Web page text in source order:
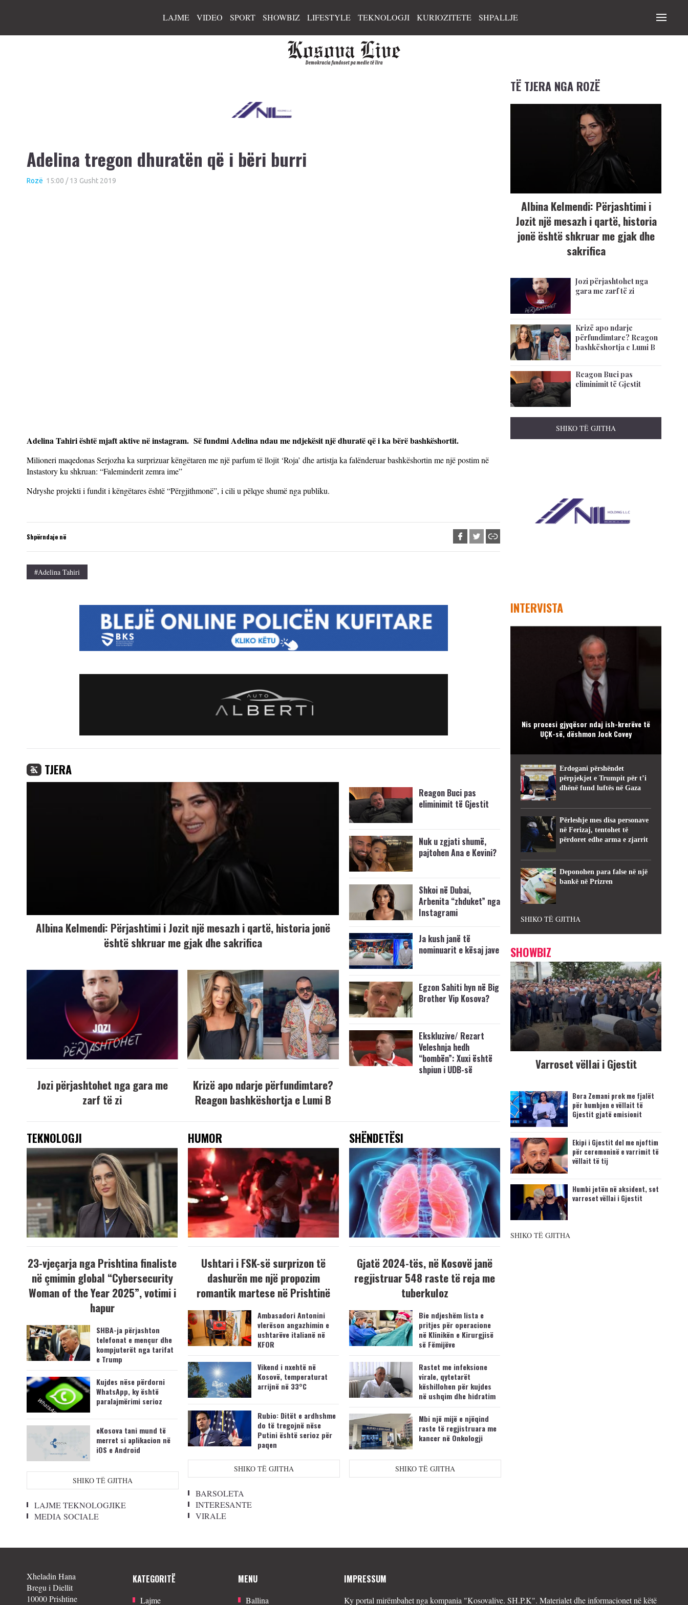
LAJME VIDEO SPORT SHOWBIZ LIFESTYLE TEKNOLOGJI KURIOZITETE SHPALLJE
Adelina tregon dhuratën që i bëri burri
Rozë 15:00 / 13 Gusht 2019
Adelina Tahiri është mjaft aktive në instagram. Së fundmi Adelina ndau me ndjekësit një dhuratë që i ka bërë bashkëshortit.
Milioneri maqedonas Serjozha ka surprizuar këngëtaren me një parfum të llojit ‘Roja’ dhe artistja ka falënderuar bashkëshortin me një postim në
Instastory ku shkruan: “Faleminderit zemra ime”
Ndryshe projekti i fundit i këngëtares është “Përgjithmonë”, i cili u pëlqye shumë nga publiku.
Shpërndaje në
#Adelina Tahiri
TJERA
Albina Kelmendi: Përjashtimi i Jozit një mesazh i qartë, historia jonë
është shkruar me gjak dhe sakrifica
Jozi përjashtohet nga gara me
zarf të zi
Krizë apo ndarje përfundimtare?
Reagon bashkëshortja e Lumi B
Reagon Buci pas
eliminimit të Gjestit
Nuk u zgjati shumë,
pajtohen Ana e Kevini?
Shkoi në Dubai,
Arbenita “zhduket” nga
Instagrami
Ja kush janë të
nominuarit e kësaj jave
Egzon Sahiti hyn në Big
Brother Vip Kosova?
Ekskluzive/ Rezart
Veleshnja hedh
“bombën”: Xuxi është
shpiun i UDB-së
TEKNOLOGJI
23-vjeçarja nga Prishtina finaliste
në çmimin global “Cybersecurity
Woman of the Year 2025”, votimi i
hapur
SHBA-ja përjashton
telefonat e mençur dhe
kompjuterët nga tarifat
e Trump
Kujdes nëse përdorni
WhatsApp, ky është
paralajmërimi serioz
eKosova tani mund të
merret si aplikacion në
iOS e Android
SHIKO TË GJITHA
LAJME TEKNOLOGJIKE
MEDIA SOCIALE
HUMOR
Ushtari i FSK-së surprizon të
dashurën me një propozim
romantik martese në Prishtinë
Ambasadori Antonini
vlerëson angazhimin e
ushtarëve italianë në
KFOR
Vikend i nxehtë në
Kosovë, temperaturat
arrijnë në 33°C
Rubio: Ditët e ardhshme
do të tregojnë nëse
Putini është serioz për
paqen
SHIKO TË GJITHA
BARSOLETA
INTERESANTE
VIRALE
SHËNDETËSI
Gjatë 2024-tës, në Kosovë janë
regjistruar 548 raste të reja me
tuberkuloz
Bie ndjeshëm lista e
pritjes për operacione
në Klinikën e Kirurgjisë
së Fëmijëve
Rastet me infeksione
virale, qytetarët
këshillohen për kujdes
në ushqim dhe hidratim
Mbi një mijë e njëqind
raste të regjistruara me
kancer në Onkologji
SHIKO TË GJITHA
TË TJERA NGA ROZË
Albina Kelmendi: Përjashtimi i
Jozit një mesazh i qartë, historia
jonë është shkruar me gjak dhe
sakrifica
Jozi përjashtohet nga
gara me zarf të zi
Krizë apo ndarje
përfundimtare? Reagon
bashkëshortja e Lumi B
Reagon Buci pas
eliminimit të Gjestit
SHIKO TË GJITHA
INTERVISTA
Nis procesi gjyqësor ndaj ish-krerëve të
UÇK-së, dëshmon Jock Covey
Erdogani përshëndet
përpjekjet e Trumpit për t’i
dhënë fund luftës në Gaza
Përleshje mes disa personave
në Ferizaj, tentohet të
përdoret edhe arma e zjarrit
Deponohen para false në një
bankë në Prizren
SHIKO TË GJITHA
SHOWBIZ
Varroset vëllai i Gjestit
Bora Zemani prek me fjalët
për humbjen e vëllait të
Gjestit gjatë emisionit
Ekipi i Gjestit del me njoftim
për ceremoninë e varrimit të
vëllait të tij
Humbi jetën në aksident, sot
varroset vëllai i Gjestit
SHIKO TË GJITHA
Xheladin Hana
Bregu i Diellit
10000 Prishtine
KATEGORITË
Lajme
MENU
Ballina
IMPRESSUM
Ky portal mirëmbahet nga kompania "Kosovalive. SH.P.K". Materialet dhe informacionet në këtë